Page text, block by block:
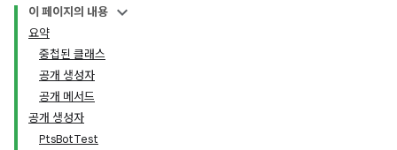
이 페이지의 내용
요약
중첩된 클래스
공개 생성자
공개 메서드
공개 생성자
PtsBotTest